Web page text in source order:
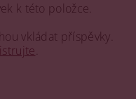
k této položce.
vkládat příspěvky.